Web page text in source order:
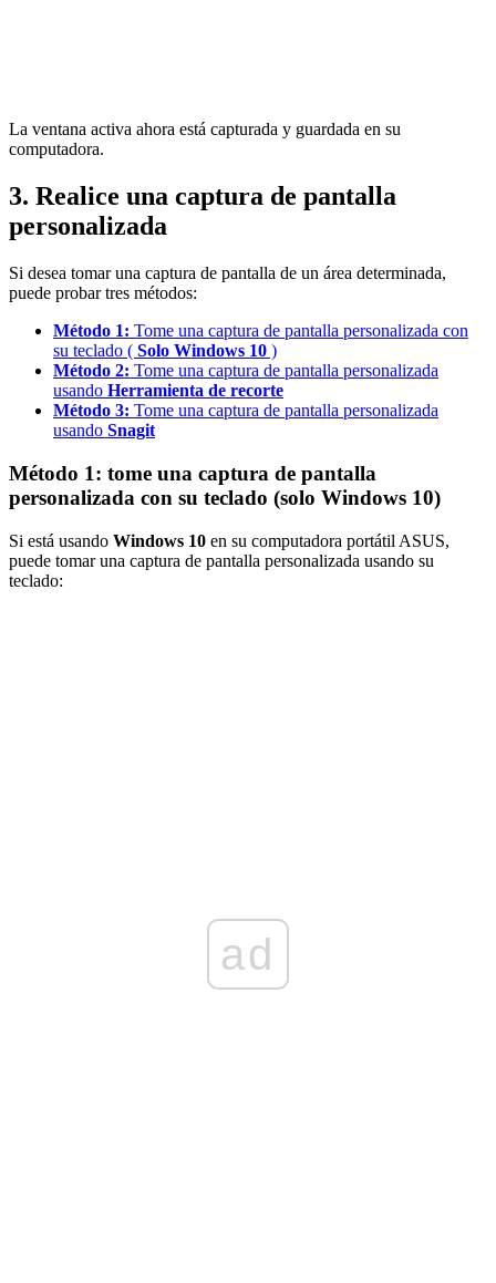
La ventana activa ahora está capturada y guardada en su
computadora.
3. Realice una captura de pantalla
personalizada
Si desea tomar una captura de pantalla de un área determinada,
puede probar tres métodos:
Método 1: Tome una captura de pantalla personalizada con
su teclado ( Solo Windows 10 )
Método 2: Tome una captura de pantalla personalizada
usando Herramienta de recorte
Método 3: Tome una captura de pantalla personalizada
usando Snagit
Método 1: tome una captura de pantalla
personalizada con su teclado (solo Windows 10)
Si está usando Windows 10 en su computadora portátil ASUS,
puede tomar una captura de pantalla personalizada usando su
teclado:
ad